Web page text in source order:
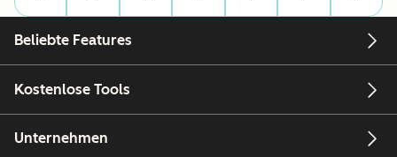
Beliebte Features
Kostenlose Tools
Unternehmen